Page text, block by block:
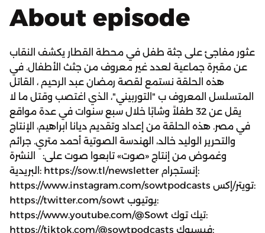
About episode
عثور مفاجئ على جثة طفل في محطة القطار يكشف النقاب
عن مقبرة جماعية لعدد غير معروف من جثث الأطفال. في
هذه الحلقة نستمع لقصة رمضان عبد الرحيم ، القاتل
المتسلسل المعروف ب "التوربيني"، الذي اغتصب وقتل ما لا
يقل عن 32 طفلاً وشابًا خلال سبع سنوات في عدة مواقع
في مصر. هذه الحلقة من إعداد وتقديم ديانا ابراهيم، الإنتاج
والتحرير الوليد خالد، الهندسة الصوتية أحمد متري. جرائم
وغموض من إنتاج «صوت» تابعوا صوت على: النشرة
البريدية: https://sow.tl/newsletter إنستجرام:
https://www.instagram.com/sowtpodcasts تويتر/إكس:
https://twitter.com/sowt يوتيوب:
https://www.youtube.com/@Sowt تيك توك:
https://tiktok.com/@sowtpodcasts فيسبوك: